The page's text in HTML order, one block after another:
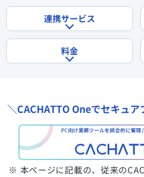
連携サービス
料金
＼CACHATTO Oneでセキュ
※ 本ページに記載の、従来の